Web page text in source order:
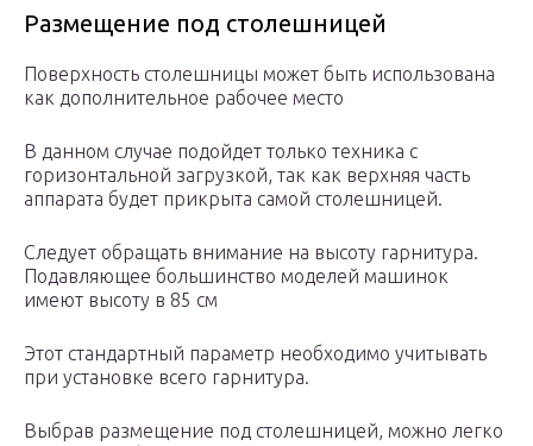
Размещение под столешницей
Поверхность столешницы может быть использована
как дополнительное рабочее место
В данном случае подойдет только техника с
горизонтальной загрузкой, так как верхняя часть
аппарата будет прикрыта самой столешницей.
Следует обращать внимание на высоту гарнитура.
Подавляющее большинство моделей машинок
имеют высоту в 85 см
Этот стандартный параметр необходимо учитывать
при установке всего гарнитура.
Выбрав размещение под столешницей, можно легко